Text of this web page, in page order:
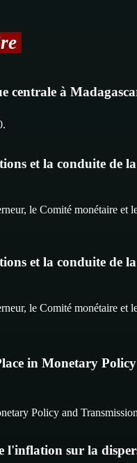
centrale à
et la conduite de
le Comité monétaire
et la conduite de
le Comité monétaire
in Monetary
Policy and
l'inflation sur la